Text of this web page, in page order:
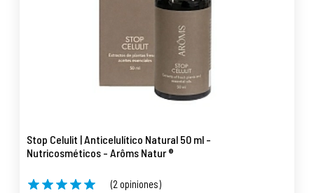
Stop Celulit | Anticelulítico Natural 50 ml -
Nutricosméticos - Arôms Natur ®
(2 opiniones)